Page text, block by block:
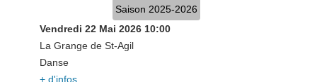
Saison 2025-2026
Vendredi 22 Mai 2026 10:00
La Grange de St-Agil
Danse
+ d'infos